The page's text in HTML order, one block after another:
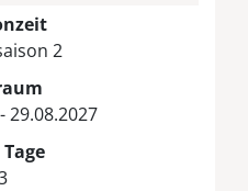
2
29.08.2027